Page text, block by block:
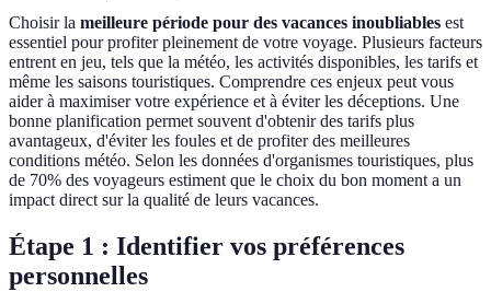
Choisir la meilleure période pour des vacances inoubliables est
essentiel pour profiter pleinement de votre voyage. Plusieurs facteurs
entrent en jeu, tels que la météo, les activités disponibles, les tarifs et
même les saisons touristiques. Comprendre ces enjeux peut vous
aider à maximiser votre expérience et à éviter les déceptions. Une
bonne planification permet souvent d'obtenir des tarifs plus
avantageux, d'éviter les foules et de profiter des meilleures
conditions météo. Selon les données d'organismes touristiques, plus
de 70% des voyageurs estiment que le choix du bon moment a un
impact direct sur la qualité de leurs vacances.
Étape 1 : Identifier vos préférences
personnelles